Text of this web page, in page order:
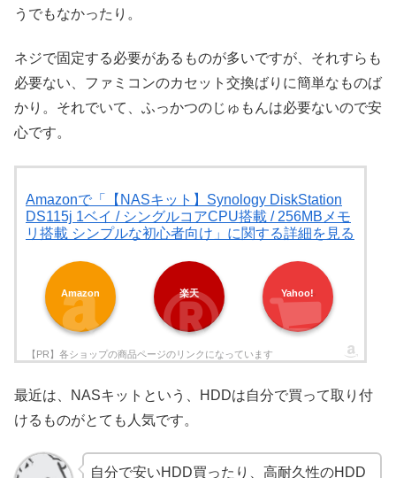
うでもなかったり。
ネジで固定する必要があるものが多いですが、それすらも
必要ない、ファミコンのカセット交換ばりに簡単なものば
かり。それでいて、ふっかつのじゅもんは必要ないので安
心です。
Amazonで「【NASキット】Synology DiskStation
DS115j 1ベイ / シングルコアCPU搭載 / 256MBメモ
リ搭載 シンプルな初心者向け」に関する詳細を見る
Amazon 楽天 Yahoo!
最近は、NASキットという、HDDは自分で買って取り付
けるものがとても人気です。
自分で安いHDD買ったり、高耐久性のHDD